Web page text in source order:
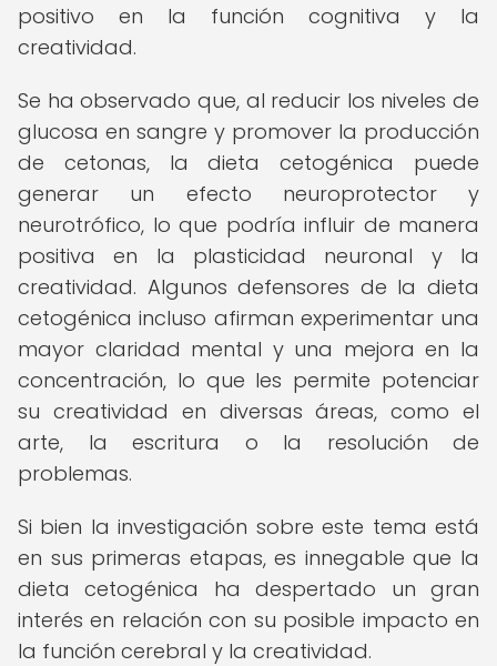
positivo en la función cognitiva y la
creatividad.
Se ha observado que, al reducir los niveles de
glucosa en sangre y promover la producción
de cetonas, la dieta cetogénica puede
generar un efecto neuroprotector y
neurotrófico, lo que podría influir de manera
positiva en la plasticidad neuronal y la
creatividad. Algunos defensores de la dieta
cetogénica incluso afirman experimentar una
mayor claridad mental y una mejora en la
concentración, lo que les permite potenciar
su creatividad en diversas áreas, como el
arte, la escritura o la resolución de
problemas.
Si bien la investigación sobre este tema está
en sus primeras etapas, es innegable que la
dieta cetogénica ha despertado un gran
interés en relación con su posible impacto en
la función cerebral y la creatividad.